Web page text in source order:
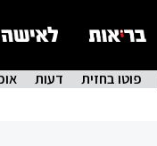
פוטו בחזית דעות